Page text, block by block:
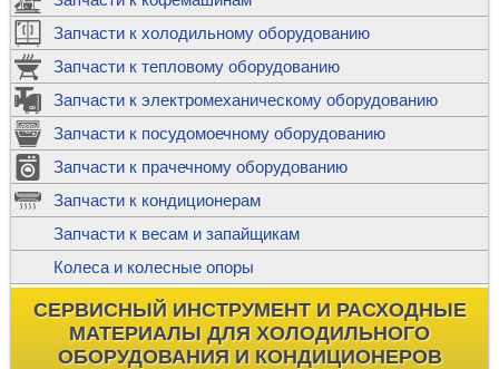
Запчасти к холодильному оборудованию
Запчасти к тепловому оборудованию
Запчасти к электромеханическому оборудованию
Запчасти к посудомоечному оборудованию
Запчасти к прачечному оборудованию
Запчасти к кондиционерам
Запчасти к весам и запайщикам
Колеса и колесные опоры
СЕРВИСНЫЙ ИНСТРУМЕНТ И РАСХОДНЫЕ
МАТЕРИАЛЫ ДЛЯ ХОЛОДИЛЬНОГО
ОБОРУДОВАНИЯ И КОНДИЦИОНЕРОВ